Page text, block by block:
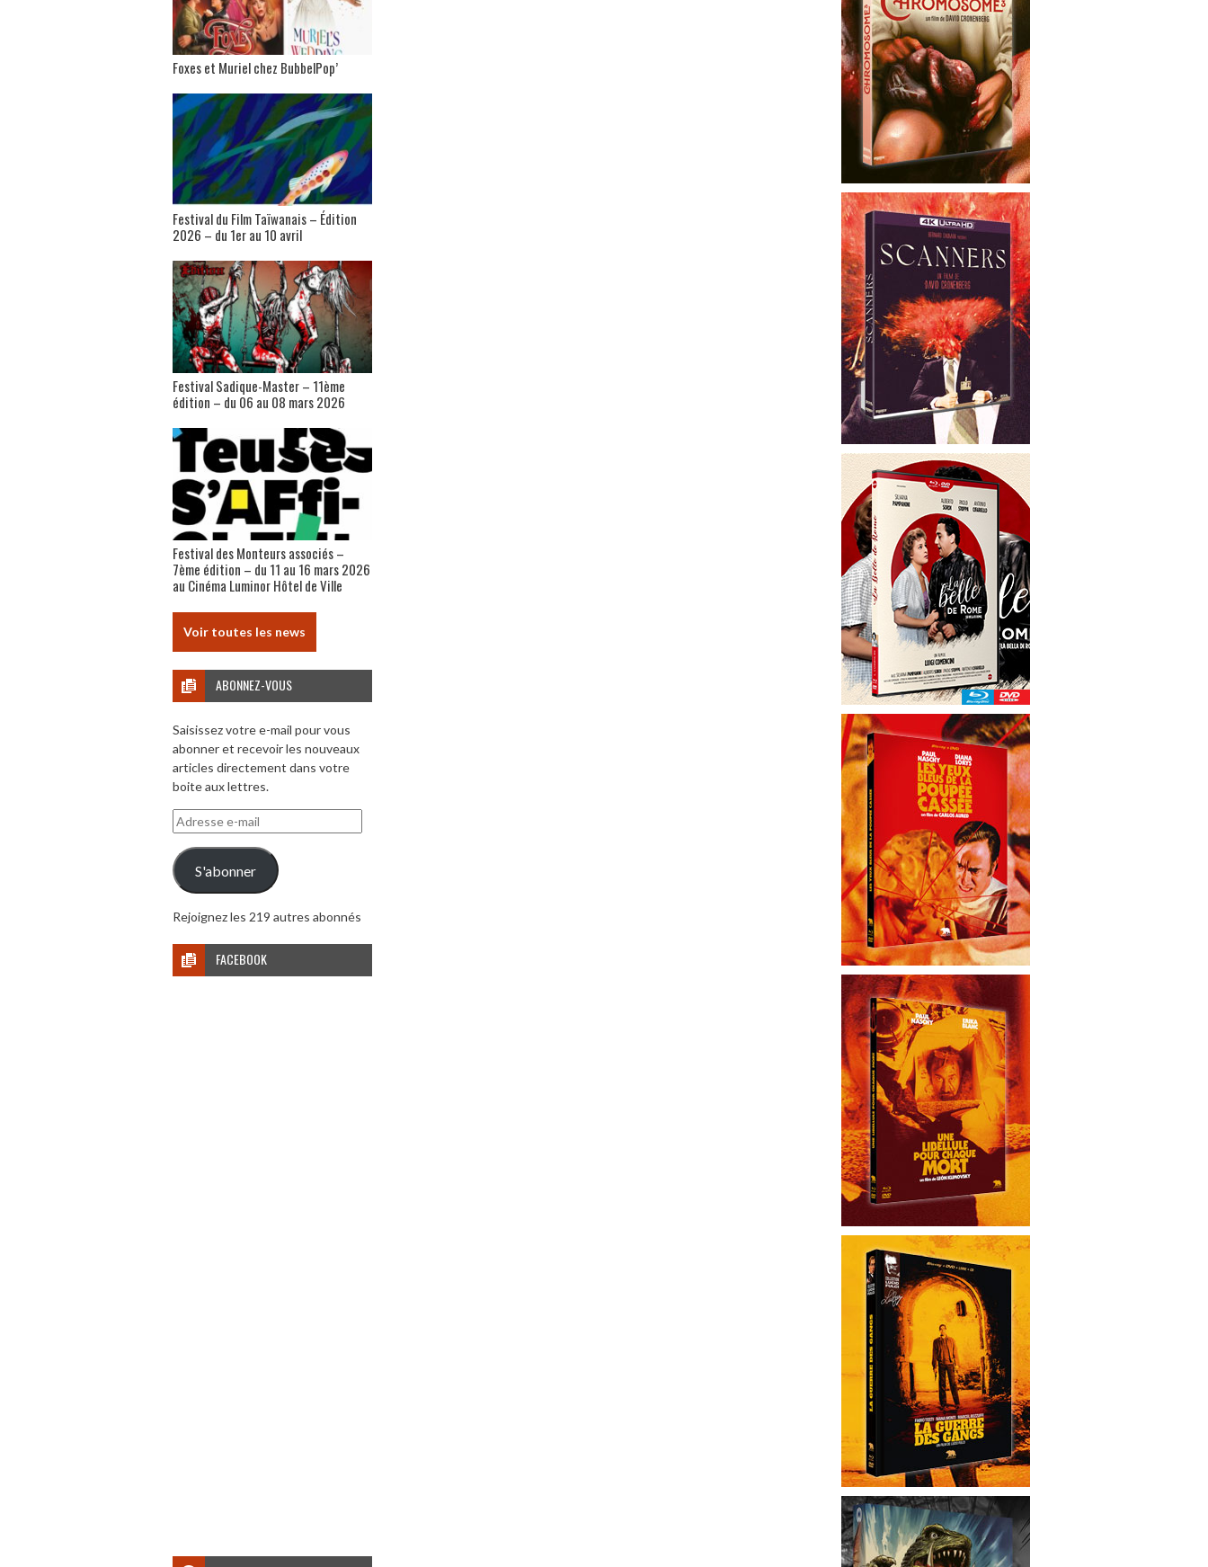
Foxes et Muriel chez BubbelPop’
Festival du Film Taïwanais – Édition
2026 – du 1er au 10 avril
Festival Sadique-Master – 11ème
édition – du 06 au 08 mars 2026
Festival des Monteurs associés –
7ème édition – du 11 au 16 mars 2026
au Cinéma Luminor Hôtel de Ville
Voir toutes les news
ABONNEZ-VOUS
Saisissez votre e-mail pour vous
abonner et recevoir les nouveaux
articles directement dans votre
boite aux lettres.
Adresse
e-
mail
S'abonner
Rejoignez les 219 autres abonnés
FACEBOOK